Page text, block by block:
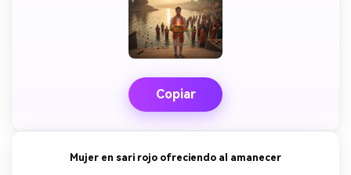
Copiar
Mujer en sari rojo ofreciendo al amanecer